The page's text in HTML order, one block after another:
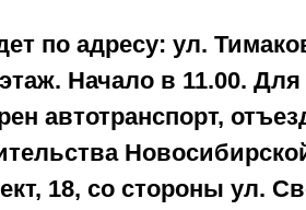
по адресу: ул.
Начало в 11.00. Для
автотранспорт,
18, со стороны ул.